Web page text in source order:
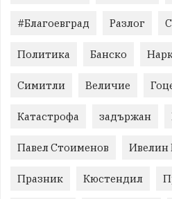
#Благоевград Разлог
Политика Банско
Симитли Величие
Катастрофа задържан
Павел Стоименов Ивелин
Празник Кюстендил